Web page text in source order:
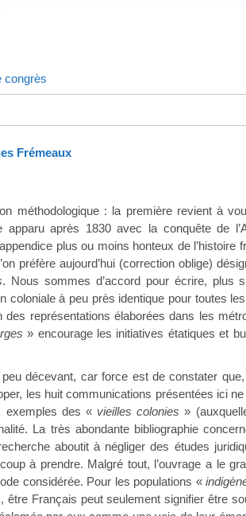
congrès
Frémeaux
méthodologique : la première revient à
apparu après 1830 avec la conquête de
plus ou moins honteux de
préfère aujourd’hui (correction oblige)
. Nous sommes d’accord pour écrire, plus
coloniale à peu près identique pour toutes
représentations élaborées dans les
» encourage les initiatives étatiques et
décevant, car force est de constater
les huit communications présentées ici
exemples des « vieilles colonies »
La très abondante bibliographie
aboutit à négliger des études
à prendre. Malgré tout, l’ouvrage a le
considérée. Pour les populations «
Français peut seulement signifier être